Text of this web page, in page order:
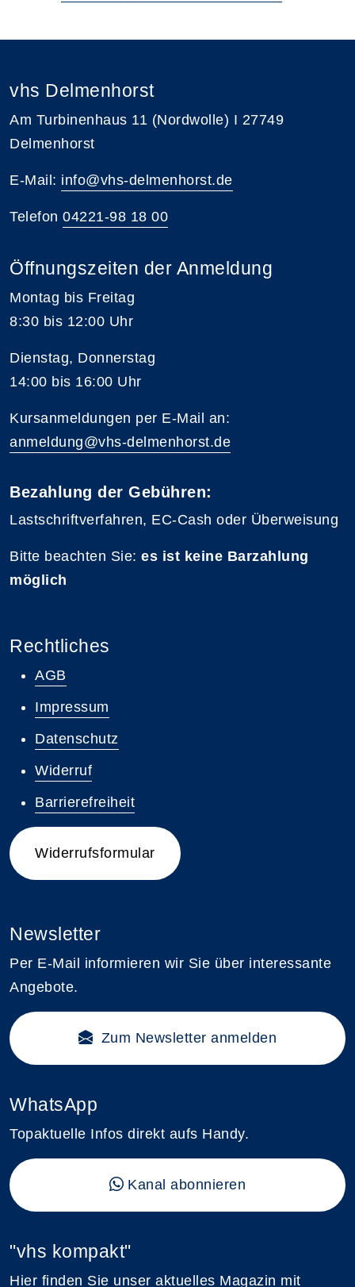
vhs Delmenhorst
Am Turbinenhaus 11 (Nordwolle) I 27749
Delmenhorst
E-Mail: info@vhs-delmenhorst.de
Telefon 04221-98 18 00
Öffnungszeiten der Anmeldung
Montag bis Freitag
8:30 bis 12:00 Uhr
Dienstag, Donnerstag
14:00 bis 16:00 Uhr
Kursanmeldungen per E-Mail an:
anmeldung@vhs-delmenhorst.de
Bezahlung der Gebühren:
Lastschriftverfahren, EC-Cash oder Überweisung
Bitte beachten Sie: es ist keine Barzahlung
möglich
Rechtliches
AGB
Impressum
Datenschutz
Widerruf
Barrierefreiheit
Widerrufsformular
Newsletter
Per E-Mail informieren wir Sie über interessante
Angebote.
Zum Newsletter anmelden
WhatsApp
Topaktuelle Infos direkt aufs Handy.
Kanal abonnieren
"vhs kompakt"
Hier finden Sie unser aktuelles Magazin mit